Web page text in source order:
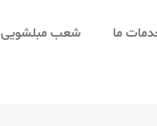
ما شعب مبلشویی